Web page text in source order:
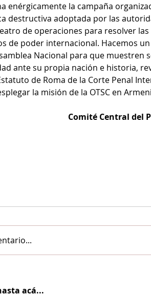
enérgicamente la campaña
destructiva adoptada por las
de operaciones para resolver
de poder internacional. Hacemos
Nacional para que
ante su propia nación e historia,
de Roma de la Corte Penal
la misión de la OTSC en
Comité Central del
acá...